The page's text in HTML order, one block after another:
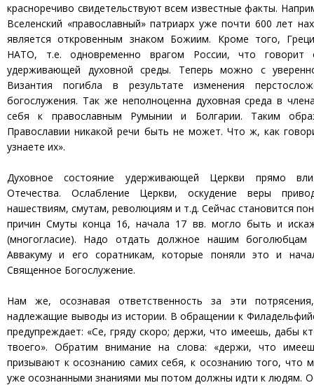
красноречиво свидетельствуют всем известные факты.
Вселенский «православный» патриарх уже почти 600 лет
является откровенным знаком Божиим. Кроме того,
НАТО, т.е. одновременно врагом России, что говорит
удерживающей духовной среды. Теперь можно с
Византия погибла в результате изменения
богослужения. Так же неполноценна духовная среда в
себя к православным Румынии и Болгарии. Таким
Православии никакой речи быть не может. Что ж, как
узнаете их».
Духовное состояние удерживающей Церкви прямо
Отечества. Ослабление Церкви, оскудение веры
нашествиям, смутам, революциям и т.д. Сейчас становится
причин Смуты конца 16, начала 17 вв. могло быть и
(многогласие). Надо отдать должное нашим боголюбцам
Аввакуму и его соратникам, которые поняли это и
Священное Богослужение.
Нам же, осознавая ответственность за эти
надлежащие выводы из истории. В обращении к
предупреждает: «Се, гряду скоро; держи, что имеешь, дабы
твоего». Обратим внимание на слова: «держи, что
призывают к осознанию самих себя, к осознанию того, что
уже осознанными знаниями мы потом должны идти к людям.